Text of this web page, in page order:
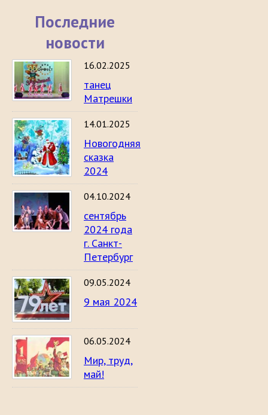
Последние
новости
16.02.2025
танец
Матрешки
14.01.2025
Новогодняя
сказка
2024
04.10.2024
сентябрь
2024 года
г. Санкт-
Петербург
09.05.2024
9 мая 2024
06.05.2024
Мир, труд,
май!